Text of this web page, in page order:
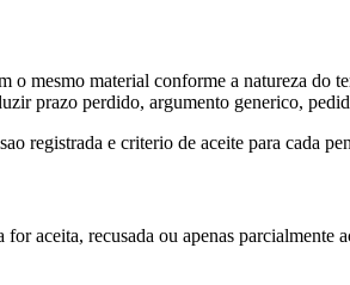
mesmo material conforme a natureza do
prazo perdido, argumento generico,
registrada e criterio de aceite para cada
aceita, recusada ou apenas